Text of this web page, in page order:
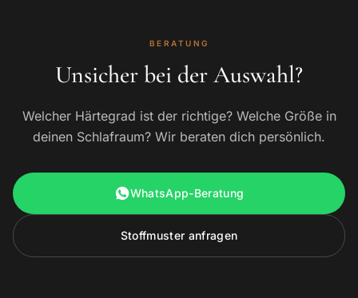
BERATUNG
Unsicher bei der Auswahl?
Welcher Härtegrad ist der richtige? Welche Größe in
deinen Schlafraum? Wir beraten dich persönlich.
WhatsApp-Beratung
Stoffmuster anfragen